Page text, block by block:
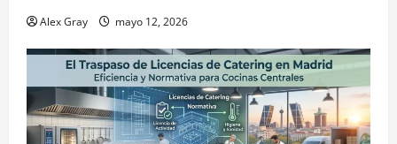
Alex Gray mayo 12, 2026